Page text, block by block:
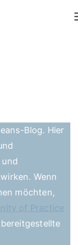
Blog. Hier
Wenn
möchten,
of Practice